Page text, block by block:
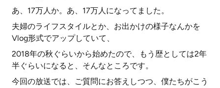
あ、17万人か。あ、17万人になってました。
夫婦のライフスタイルとか、お出かけの様子なんかを
Vlog形式でアップしていて、
2018年の秋ぐらいから始めたので、もう歴としては2年
半ぐらいになると、そんなところです。
今回の放送では、ご質問にお答えしつつ、僕たちがこう